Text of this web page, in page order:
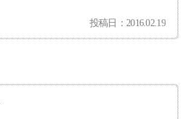
投稿日：2016.02.19